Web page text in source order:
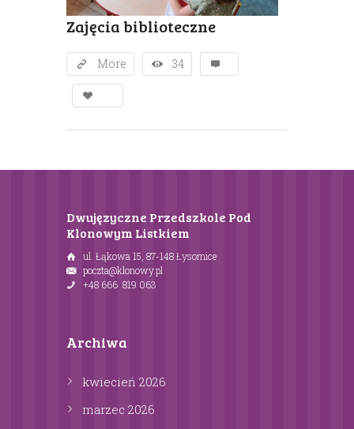
Zajęcia biblioteczne
More 34
Dwujęzyczne Przedszkole Pod
Klonowym Listkiem
ul. Łąkowa 15, 87-148 Łysomice
poczta@klonowy.pl
+48 666 819 063
Archiwa
kwiecień 2026
marzec 2026